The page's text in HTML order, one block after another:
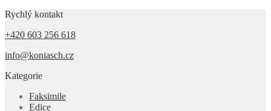
Rychlý kontakt
+420 603 256 618
info@koniasch.cz
Kategorie
Faksimile
Edice